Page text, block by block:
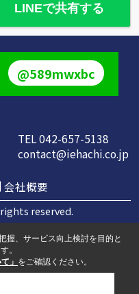
LINEで共有する
@589mwxbc
TEL 042-657-5138
contact@iehachi.co.jp
会社概要
reserved.
握、サービス向上検討を目的と
。
」 をご確認ください。